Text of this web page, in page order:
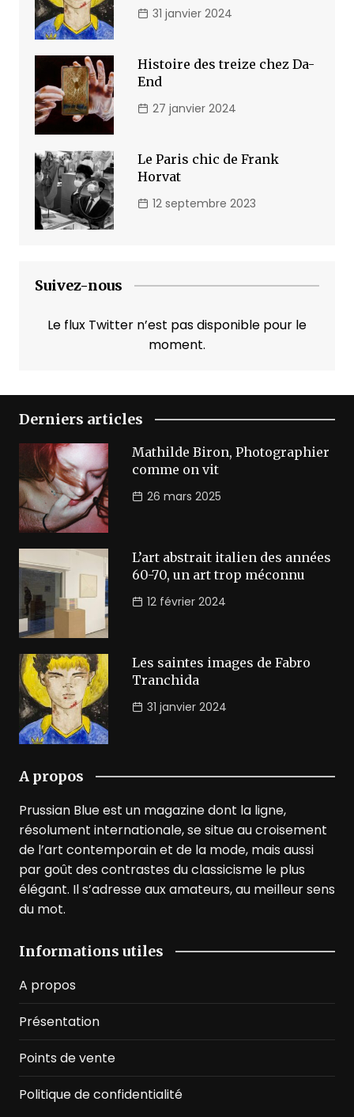
31 janvier 2024
Histoire des treize chez Da-
End
27 janvier 2024
Le Paris chic de Frank
Horvat
12 septembre 2023
Suivez-nous
Le flux Twitter n’est pas disponible pour le
moment.
Derniers articles
Mathilde Biron, Photographier
comme on vit
26 mars 2025
L’art abstrait italien des années
60-70, un art trop méconnu
12 février 2024
Les saintes images de Fabro
Tranchida
31 janvier 2024
A propos
Prussian Blue est un magazine dont la ligne,
résolument internationale, se situe au croisement
de l’art contemporain et de la mode, mais aussi
par goût des contrastes du classicisme le plus
élégant. Il s’adresse aux amateurs, au meilleur sens
du mot.
Informations utiles
A propos
Présentation
Points de vente
Politique de confidentialité